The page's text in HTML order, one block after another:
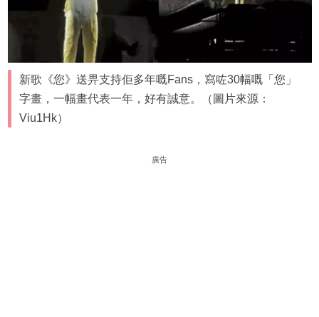
新歌《您》送畀支持佢多年嘅Fans，寫咗30幅嘅「您」
字畫，一幅畫代表一年，好有誠意。（圖片來源：
Viu1Hk）
廣告